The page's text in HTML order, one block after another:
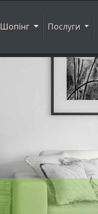
Шопінг Послуги